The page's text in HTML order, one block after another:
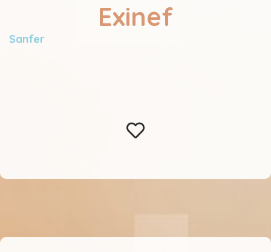
Exinef
Sanfer